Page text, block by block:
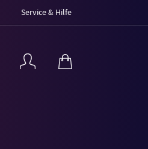
Service & Hilfe